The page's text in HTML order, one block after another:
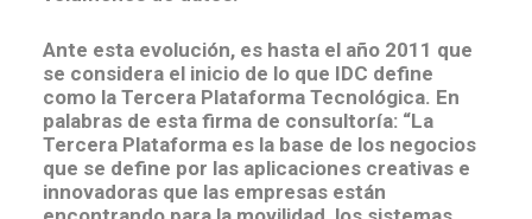
Ante esta evolución, es hasta el año 2011 que
se considera el inicio de lo que IDC define
como la Tercera Plataforma Tecnológica. En
palabras de esta firma de consultoría: “La
Tercera Plataforma es la base de los negocios
que se define por las aplicaciones creativas e
innovadoras que las empresas están